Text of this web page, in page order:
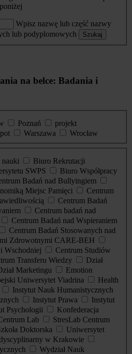
Wpisz nazwę lub część nazwy
lub podyplomowych
Szukaj
na belce: Badania i
Poznań
projekt
Warszawa
Wrocław
nauki
Biuro Rekrutacji
SWPS
Biuro Współpracy
Badań nad Bullyingiem
Miejsc Pamięci
Centrum
Centrum Badań
Centrum badań nad
Centrum Badań nad Wspieraniem
Centrum Badań Stosowanych nad
Zdrowotnymi CARE-BEH
Wschodniej
Centrum Studiów
Transferu Wiedzy
Dział
Marketingu
Emotion
Uniwersytet Viadrina
Health
Instytut Nauk Humanistycznych
Instytut Prawa
Instytut
Psychologii
Konfederacja
Lab
StresLab Centrum
Doktorska
Uniwersytet
w Krakowie
Wydział Nauk